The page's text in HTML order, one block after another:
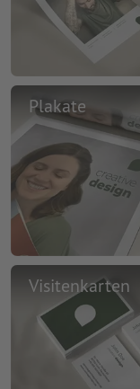
Plakate
Visitenkarten